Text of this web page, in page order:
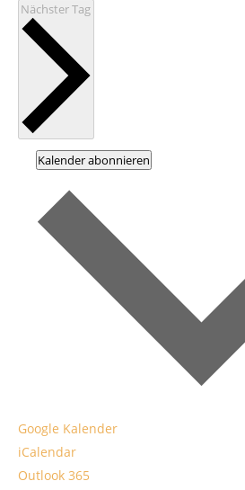
Nächster Tag
Kalender abonnieren
Google Kalender
iCalendar
Outlook 365